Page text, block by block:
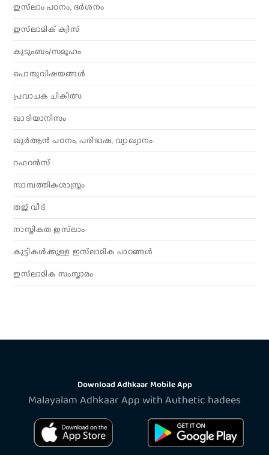
ഇസ്‌ലാം പഠനം, ദർശനം
ഇസ്‌ലാമിക് ക്വിസ്
കുടുംബം/സമൂഹം
പൊതുവിഷയങ്ങൾ
പ്രവാചക ചികിത്സ
ഖാദിയാനിസം
ഖുർആൻ പഠനം, പരിഭാഷ, വ്യാഖ്യാനം
റഫറൻസ്
സാമ്പത്തികശാസ്ത്രം
തജ് വീദ്
നാസ്തികത ഇസ്‌ലാം
കുട്ടികൾക്കുള്ള ഇസ്‌ലാമിക പാഠങ്ങൾ
ഇസ്‌ലാമിക സംസ്കാരം
Download Adhkaar Mobile App
Malayalam Adhkaar App with Authetic hadees